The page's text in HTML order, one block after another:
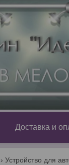
Доставка и
Устройство для